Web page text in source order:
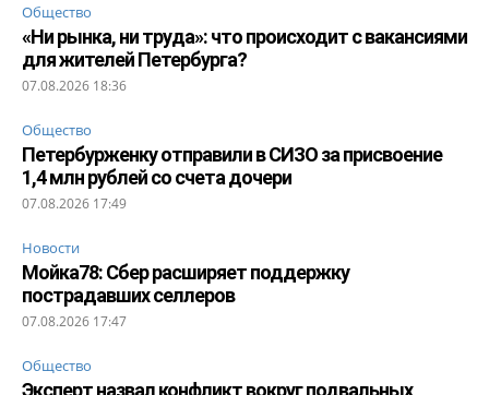
Общество
«Ни рынка, ни труда»: что происходит с вакансиями
для жителей Петербурга?
07.08.2026 18:36
Общество
Петербурженку отправили в СИЗО за присвоение
1,4 млн рублей со счета дочери
07.08.2026 17:49
Новости
Мойка78: Сбер расширяет поддержку
пострадавших селлеров
07.08.2026 17:47
Общество
Эксперт назвал конфликт вокруг подвальных